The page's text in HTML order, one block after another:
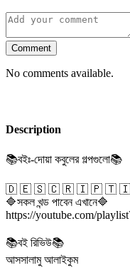
Comment
No comments available.
Description
📚বইঃ-দোয়া কবুলের গল্পগুলো📚
🇩 🇪 🇸 🇨 🇷 🇮 🇵 🇹
🔷সকল খন্ড পাবেন এখানে🔷
https://youtube.com/
📚বই রিভিউ📚
আসসালামু আলাইকুম